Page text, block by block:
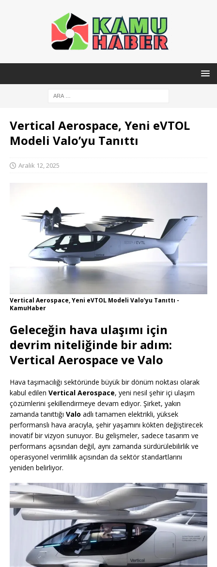
Vertical Aerospace, Yeni eVTOL
Modeli Valo’yu Tanıttı
Aralık 12, 2025
Vertical Aerospace, Yeni eVTOL Modeli Valo’yu Tanıttı -
KamuHaber
Geleceğin hava ulaşımı için
devrim niteliğinde bir adım:
Vertical Aerospace ve Valo
Hava taşımacılığı sektöründe büyük bir dönüm noktası olarak
kabul edilen Vertical Aerospace, yeni nesil şehir içi ulaşım
çözümlerini şekillendirmeye devam ediyor. Şirket, yakın
zamanda tanıttığı Valo adlı tamamen elektrikli, yüksek
performanslı hava aracıyla, şehir yaşamını kökten değiştirecek
inovatif bir vizyon sunuyor. Bu gelişmeler, sadece tasarım ve
performans açısından değil, aynı zamanda sürdürülebilirlik ve
operasyonel verimlilik açısından da sektör standartlarını
yeniden belirliyor.